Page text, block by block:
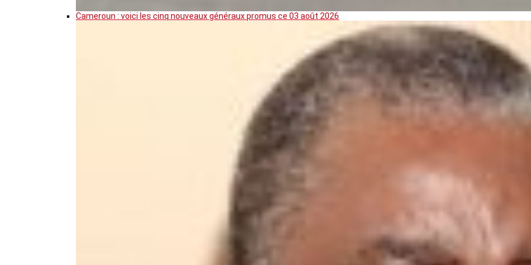
Cameroun : voici les cinq nouveaux généraux promus ce 03 août 2026